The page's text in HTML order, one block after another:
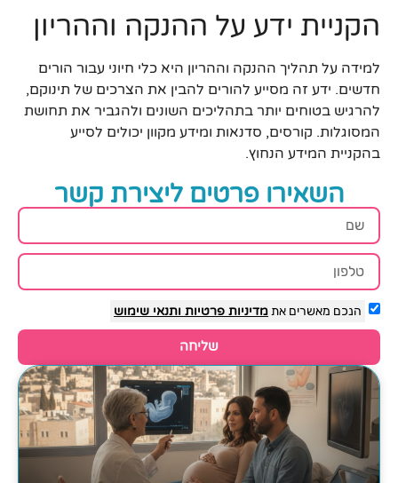
הקניית ידע על ההנקה וההריון
למידה על תהליך ההנקה וההריון היא כלי חיוני עבור הורים
חדשים. ידע זה מסייע להורים להבין את הצרכים של תינוקם,
להרגיש בטוחים יותר בתהליכים השונים ולהגביר את תחושת
המסוגלות. קורסים, סדנאות ומידע מקוון יכולים לסייע
בהקניית המידע הנחוץ.
השאירו פרטים ליצירת קשר
הנכם מאשרים אתמדיניות פרטיות ותנאי שימוש
שליחה